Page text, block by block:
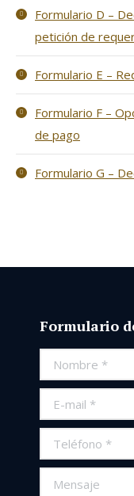
Formulario D –
petición de
Formulario E –
Formulario F –
de pago
Formulario G –
Formulario
Nombre *
E-mail *
Teléfono *
Mensaje